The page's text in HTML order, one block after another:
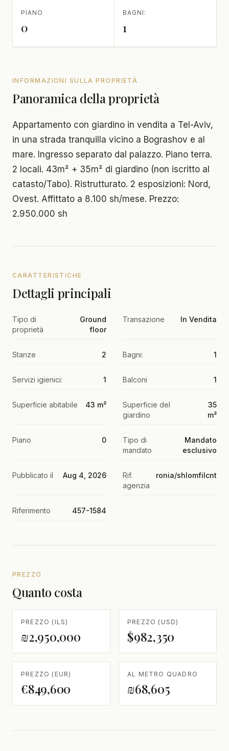
PIANO
0
BAGNI:
1
INFORMAZIONI SULLA PROPRIETÀ
Panoramica della proprietà
Appartamento con giardino in vendita a Tel-Aviv,
in una strada tranquilla vicino a Bograshov e al
mare. Ingresso separato dal palazzo. Piano terra.
2 locali. 43m² + 35m² di giardino (non iscritto al
catasto/Tabo). Ristrutturato. 2 esposizioni: Nord,
Ovest. Affittato a 8.100 sh/mese. Prezzo:
2.950.000 sh
CARATTERISTICHE
Dettagli principali
Tipo di
proprietà
Ground
floor
Transazione In Vendita
Stanze 2 Bagni: 1
Servizi igienici: 1 Balconi 1
Superficie abitabile 43 m²
Superficie del
giardino
35
m²
Piano 0
Tipo di
mandato
Mandato
esclusivo
Pubblicato il Aug 4, 2026
Rif.
agenzia
ronia/shlomfilcnt
Riferimento 457-1584
PREZZO
Quanto costa
PREZZO (ILS)
₪2,950,000
PREZZO (USD)
$982,350
PREZZO (EUR)
€849,600
AL METRO QUADRO
₪68,605